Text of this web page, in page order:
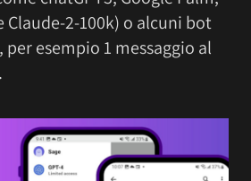
Claude-2-100k) o alcuni bot
esempio 1 messaggio al